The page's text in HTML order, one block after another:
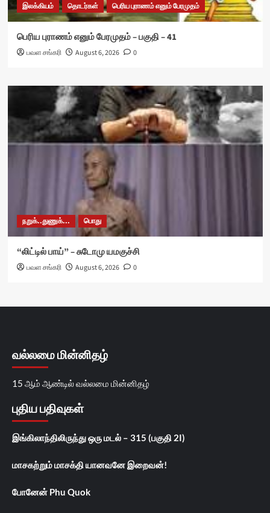
இலக்கியம் தொடர்கள் பெரிய புராணம் எனும் பேரமுதம்
பெரிய புராணம் எனும் பேரமுதம் – பகுதி – 41
பவள சங்கரி August 6, 2026 0
நறுக்..துணுக்... பொது
“லிட்டில் பாய்” – சுடோமு யமகுச்சி
பவள சங்கரி August 6, 2026 0
வல்லமை மின்னிதழ்
15 ஆம் ஆண்டில் வல்லமை மின்னிதழ்
புதிய பதிவுகள்
இங்கிலாந்திலிருந்து ஒரு மடல் – 315 (பகுதி 2I)
மாசகற்றும் மாசக்தி யானவனே இறைவன்!
போனேன் Phu Quok